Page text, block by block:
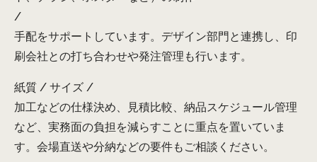
/
手配をサポートしています。デザイン部門と連携し、印
刷会社との打ち合わせや発注管理も行います。
紙質 / サイズ /
加工などの仕様決め、見積比較、納品スケジュール管理
など、実務面の負担を減らすことに重点を置いていま
す。会場直送や分納などの要件もご相談ください。